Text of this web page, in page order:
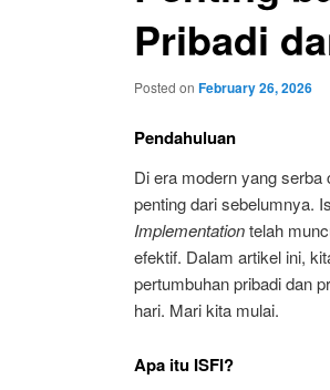
Pribadi
Posted on February 26, 2026
Pendahuluan
Di era modern yang serba
penting dari sebelumnya.
Implementationtelah
efektif. Dalam artikel ini,
pertumbuhan pribadi dan
hari. Mari kita mulai.
Apa itu ISFI?